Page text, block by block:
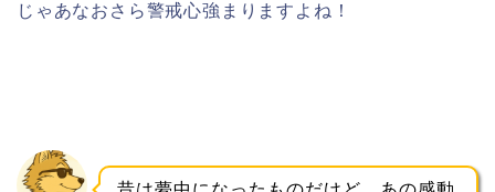
じゃあなおさら警戒心強まりますよね！